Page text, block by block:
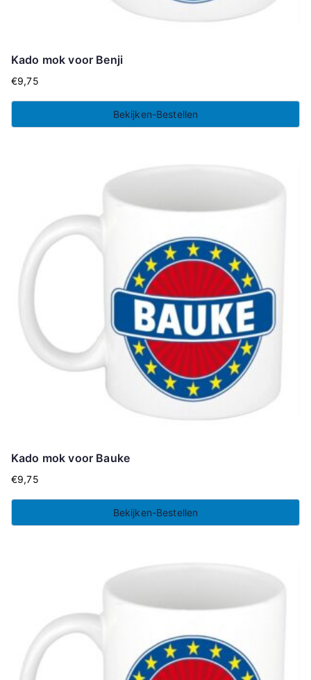
Kado mok voor Benji
€9,75
Bekijken-Bestellen
Kado mok voor Bauke
€9,75
Bekijken-Bestellen